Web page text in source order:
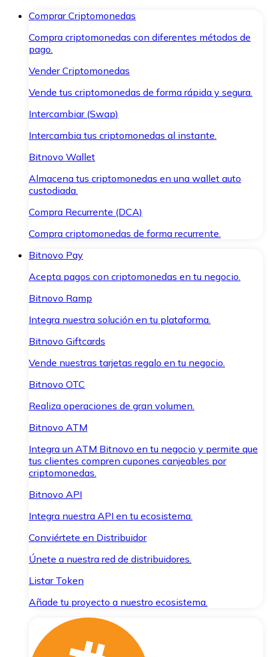
Comprar Criptomonedas
Compra criptomonedas con diferentes métodos de
pago.
Vender Criptomonedas
Vende tus criptomonedas de forma rápida y segura.
Intercambiar (Swap)
Intercambia tus criptomonedas al instante.
Bitnovo Wallet
Almacena tus criptomonedas en una wallet auto
custodiada.
Compra Recurrente (DCA)
Compra criptomonedas de forma recurrente.
Bitnovo Pay
Acepta pagos con criptomonedas en tu negocio.
Bitnovo Ramp
Integra nuestra solución en tu plataforma.
Bitnovo Giftcards
Vende nuestras tarjetas regalo en tu negocio.
Bitnovo OTC
Realiza operaciones de gran volumen.
Bitnovo ATM
Integra un ATM Bitnovo en tu negocio y permite que
tus clientes compren cupones canjeables por
criptomonedas.
Bitnovo API
Integra nuestra API en tu ecosistema.
Conviértete en Distribuidor
Únete a nuestra red de distribuidores.
Listar Token
Añade tu proyecto a nuestro ecosistema.